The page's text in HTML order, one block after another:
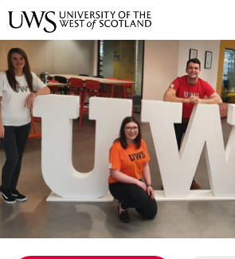
简体中文
首页
关于西苏格兰大学
专业课程
申请指南
新闻
UWS社区
合作伙伴
联系方式